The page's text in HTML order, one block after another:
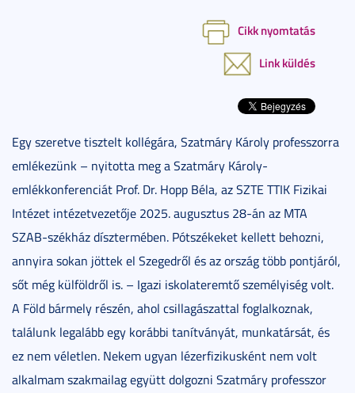
Cikk nyomtatás
Link küldés
Egy szeretve tisztelt kollégára, Szatmáry Károly professzorra
emlékezünk – nyitotta meg a Szatmáry Károly-
emlékkonferenciát Prof. Dr. Hopp Béla, az SZTE TTIK Fizikai
Intézet intézetvezetője 2025. augusztus 28-án az MTA
SZAB-székház dísztermében. Pótszékeket kellett behozni,
annyira sokan jöttek el Szegedről és az ország több pontjáról,
sőt még külföldről is. – Igazi iskolateremtő személyiség volt.
A Föld bármely részén, ahol csillagászattal foglalkoznak,
találunk legalább egy korábbi tanítványát, munkatársát, és
ez nem véletlen. Nekem ugyan lézerfizikusként nem volt
alkalmam szakmailag együtt dolgozni Szatmáry professzor